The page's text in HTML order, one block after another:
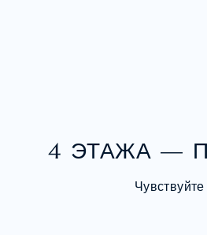
4 ЭТАЖА —